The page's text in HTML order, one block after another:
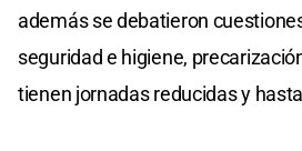
además se debatieron
seguridad e higiene,
tienen jornadas reducidas y